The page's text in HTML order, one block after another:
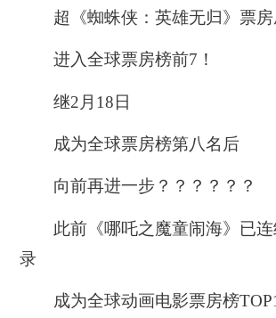
超《蜘蛛侠：英雄无归》票房
进入全球票房榜前7！
继2月18日
成为全球票房榜第八名后
向前再进一步？？？？？？
此前《哪吒之魔童闹海》已连
录
成为全球动画电影票房榜